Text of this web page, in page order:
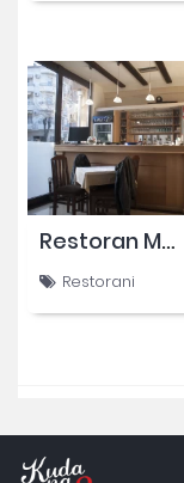
Restoran Merci
Restorani